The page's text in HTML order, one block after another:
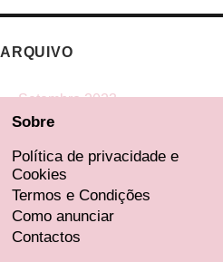
ARQUIVO
Setembro 2023
Agosto 2023
Julho 2023
Junho 2023
Maio 2023
Sobre
Política de privacidade e
Cookies
Termos e Condições
Como anunciar
Contactos